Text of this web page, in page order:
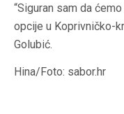
“Siguran sam da
opcije u Koprivničko-
Golubić.
Hina/Foto: sabor.hr